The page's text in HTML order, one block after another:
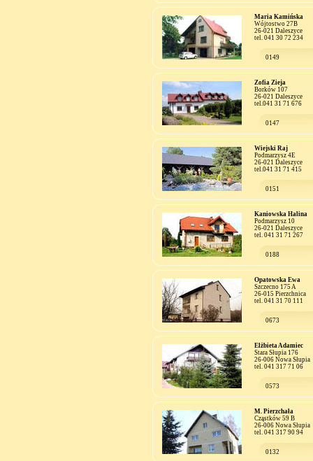
Maria Kamińska
Wójtostwo 27B
26-021 Daleszyce
tel. 041 30 72 234
0149
Zofia Zieja
Borków 107
26-021 Daleszyce
tel.041 31 71 676
0147
Wiejski Raj
Podmarzysz 4E
26-021 Daleszyce
tel.041 31 71 415
0151
Kaniowska Halina
Podmarzysz 10
26-021 Daleszyce
tel. 041 31 71 267
0188
Opatowska Ewa
Szczecno 175 A
26-015 Pierzchnica
tel. 041 31 70 111
0673
Elżbieta Adamiec
Stara Słupia 176
26-006 Nowa Słupia
tel. 041 317 71 06
0573
M. Pierzchała
Cząstków 59 B
26-006 Nowa Słupia
tel. 041 317 90 94
0132